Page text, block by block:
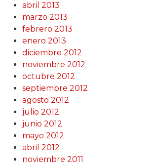
abril 2013
marzo 2013
febrero 2013
enero 2013
diciembre 2012
noviembre 2012
octubre 2012
septiembre 2012
agosto 2012
julio 2012
junio 2012
mayo 2012
abril 2012
noviembre 2011